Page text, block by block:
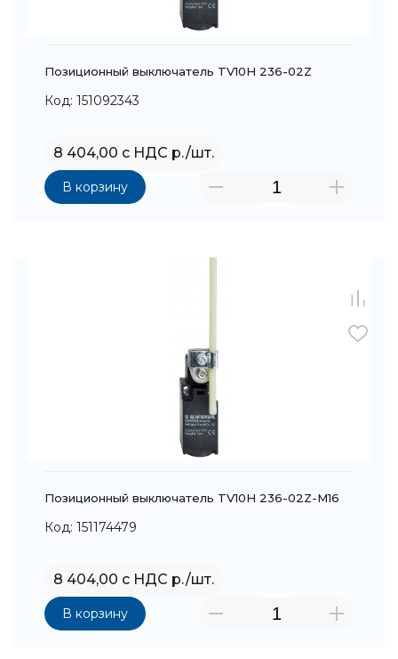
Позиционный выключатель TV10H 236-02Z
Код: 151092343
8 404,00 с НДС р./шт.
В корзину
Позиционный выключатель TV10H 236-02Z-M16
Код: 151174479
8 404,00 с НДС р./шт.
В корзину